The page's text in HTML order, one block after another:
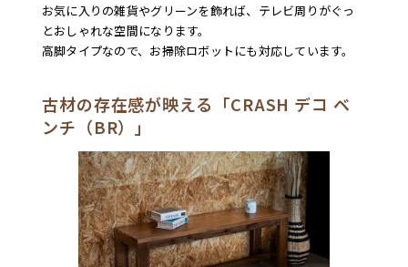
お気に入りの雑貨やグリーンを飾れば、テレビ周りがぐっ
とおしゃれな空間になります。
高脚タイプなので、お掃除ロボットにも対応しています。
古材の存在感が映える「CRASH デコ ベ
ンチ（BR）」